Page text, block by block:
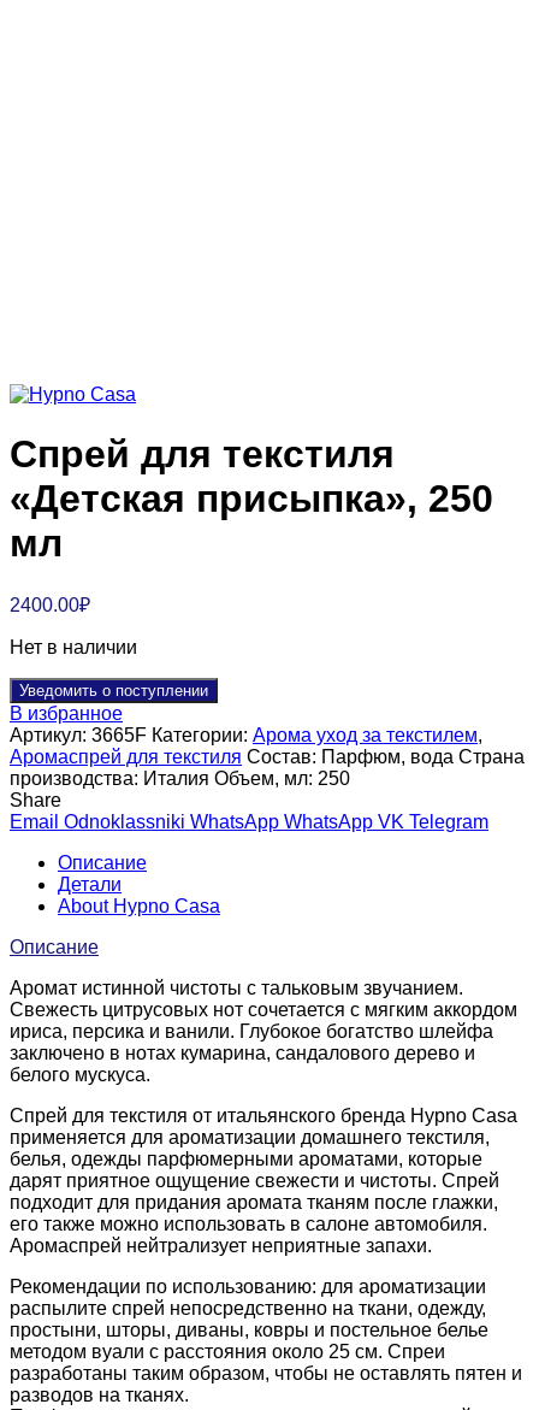
Спрей для текстиля
«Детская присыпка», 250
мл
2400.00₽
Нет в наличии
Уведомить о поступлении
В избранное
Артикул: 3665F Категории: Арома уход за текстилем,
Аромаспрей для текстиля Состав: Парфюм, вода Страна
производства: Италия Объем, мл: 250
Share
Email Odnoklassniki WhatsApp WhatsApp VK Telegram
Описание
Детали
About Hypno Casa
Описание
Аромат истинной чистоты с тальковым звучанием.
Свежесть цитрусовых нот сочетается с мягким аккордом
ириса, персика и ванили. Глубокое богатство шлейфа
заключено в нотах кумарина, сандалового дерево и
белого мускуса.
Спрей для текстиля от итальянского бренда Hypno Casa
применяется для ароматизации домашнего текстиля,
белья, одежды парфюмерными ароматами, которые
дарят приятное ощущение свежести и чистоты. Спрей
подходит для придания аромата тканям после глажки,
его также можно использовать в салоне автомобиля.
Аромаспрей нейтрализует неприятные запахи.
Рекомендации по использованию: для ароматизации
распылите спрей непосредственно на ткани, одежду,
простыни, шторы, диваны, ковры и постельное белье
методом вуали с расстояния около 25 см. Спреи
разработаны таким образом, чтобы не оставлять пятен и
разводов на тканях.